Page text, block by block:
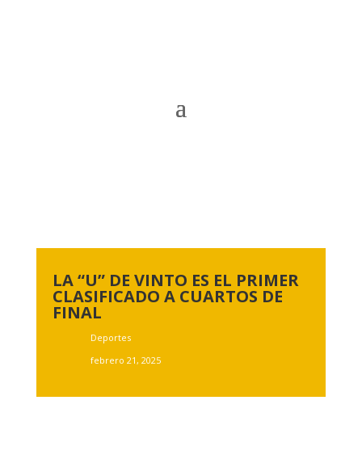
LA “U” DE VINTO ES EL PRIMER
CLASIFICADO A CUARTOS DE
FINAL
Deportes
febrero 21, 2025